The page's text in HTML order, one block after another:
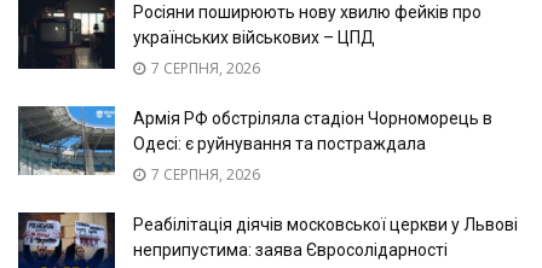
Росіяни поширюють нову хвилю фейків про
українських військових – ЦПД
7 СЕРПНЯ, 2026
Армія РФ обстріляла стадіон Чорноморець в
Одесі: є руйнування та постраждала
7 СЕРПНЯ, 2026
Реабілітація діячів московської церкви у Львові
неприпустима: заява Євросолідарності